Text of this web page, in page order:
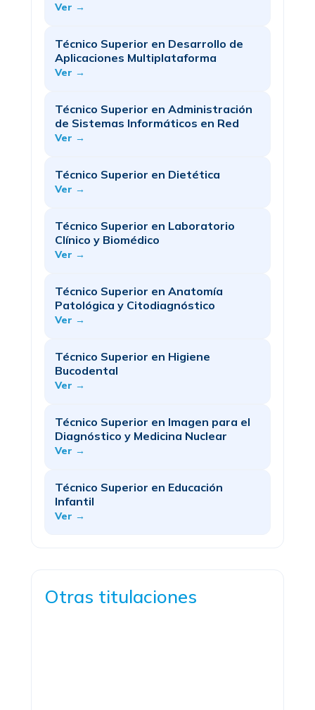
Ver →
Técnico Superior en Desarrollo de
Aplicaciones Multiplataforma
Ver →
Técnico Superior en Administración
de Sistemas Informáticos en Red
Ver →
Técnico Superior en Dietética
Ver →
Técnico Superior en Laboratorio
Clínico y Biomédico
Ver →
Técnico Superior en Anatomía
Patológica y Citodiagnóstico
Ver →
Técnico Superior en Higiene
Bucodental
Ver →
Técnico Superior en Imagen para el
Diagnóstico y Medicina Nuclear
Ver →
Técnico Superior en Educación
Infantil
Ver →
Otras titulaciones